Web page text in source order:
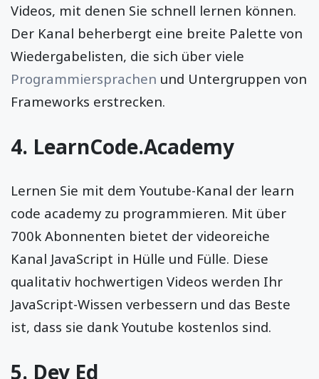
Videos, mit denen Sie schnell lernen können.
Der Kanal beherbergt eine breite Palette von
Wiedergabelisten, die sich über viele
Programmiersprachen und Untergruppen von
Frameworks erstrecken.
4. LearnCode.Academy
Lernen Sie mit dem Youtube-Kanal der learn
code academy zu programmieren. Mit über
700k Abonnenten bietet der videoreiche
Kanal JavaScript in Hülle und Fülle. Diese
qualitativ hochwertigen Videos werden Ihr
JavaScript-Wissen verbessern und das Beste
ist, dass sie dank Youtube kostenlos sind.
5. Dev Ed